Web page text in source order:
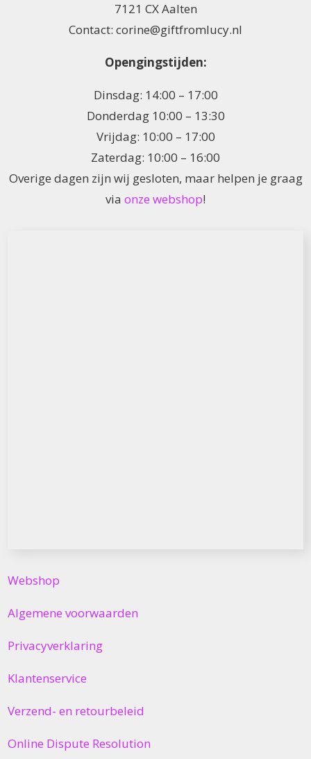
7121 CX Aalten
Contact: corine@giftfromlucy.nl
Opengingstijden:
Dinsdag: 14:00 – 17:00
Donderdag 10:00 – 13:30
Vrijdag: 10:00 – 17:00
Zaterdag: 10:00 – 16:00
Overige dagen zijn wij gesloten, maar helpen je graag
via onze webshop!
Webshop
Algemene voorwaarden
Privacyverklaring
Klantenservice
Verzend- en retourbeleid
Online Dispute Resolution